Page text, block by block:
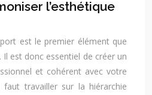
l’esthétique
est le premier élément que
est donc essentiel de créer un
et cohérent avec votre
travailler sur la hiérarchie